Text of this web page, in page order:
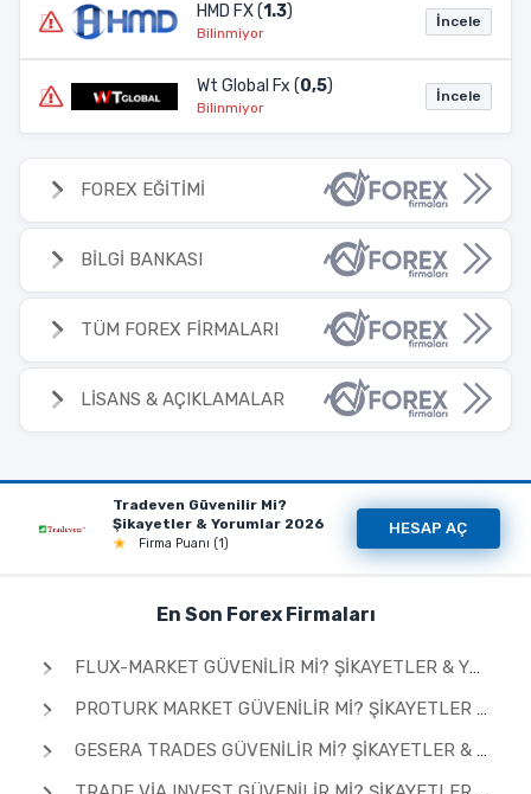
HMD FX (1.3)
Bilinmiyor
İncele
Wt Global Fx (0,5)
Bilinmiyor
İncele
FOREX EĞİTİMİ
BİLGİ BANKASI
TÜM FOREX FİRMALARI
LİSANS & AÇIKLAMALAR
Tradeven Güvenilir Mi?
Şikayetler & Yorumlar 2026
Firma Puanı (1)
HESAP AÇ
En Son Forex Firmaları
FLUX-MARKET GÜVENILIR MI? ŞIKAYETLER & YORUMLAR 2026
PROTURK MARKET GÜVENILIR MI? ŞIKAYETLER & YORUMLAR 2026
GESERA TRADES GÜVENILIR MI? ŞIKAYETLER & YORUMLAR 2026